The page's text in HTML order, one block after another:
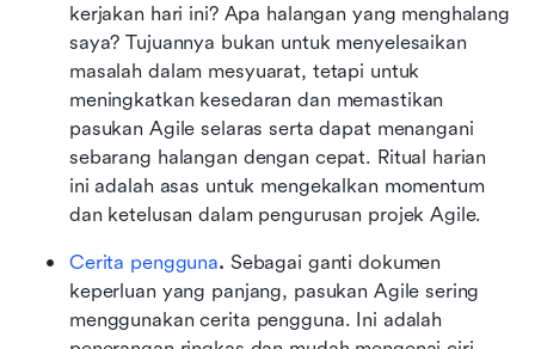
kerjakan hari ini? Apa halangan yang menghalang
saya? Tujuannya bukan untuk menyelesaikan
masalah dalam mesyuarat, tetapi untuk
meningkatkan kesedaran dan memastikan
pasukan Agile selaras serta dapat menangani
sebarang halangan dengan cepat. Ritual harian
ini adalah asas untuk mengekalkan momentum
dan ketelusan dalam pengurusan projek Agile.
Cerita pengguna. Sebagai ganti dokumen
keperluan yang panjang, pasukan Agile sering
menggunakan cerita pengguna. Ini adalah